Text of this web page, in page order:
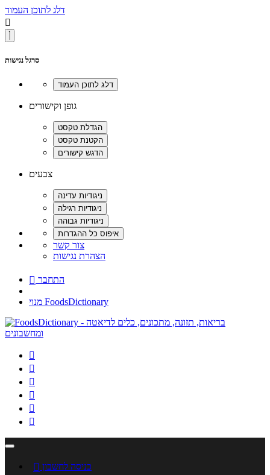
דלג לתוכן העמוד

סרגל נגישות
גופן וקישורים
צבעים
צור קשר
הצהרת נגישות
 התחבר
מנוי FoodsDictionary






 כניסה לחשבון